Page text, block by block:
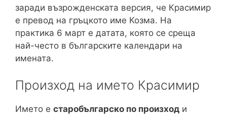
заради възрожденската версия, че Красимир
е превод на гръцкото име Козма. На
практика 6 март е датата, която се среща
най-често в българските календари на
имената.
Произход на името Красимир
Името е старобългарско по произход и